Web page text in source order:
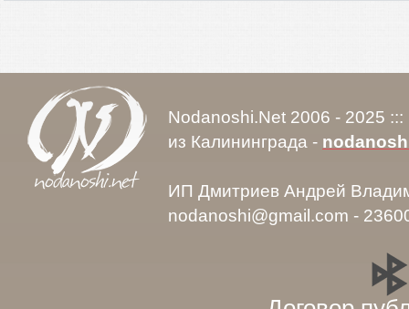
Nodanoshi.Net 2006 - 2025
из Калининграда -
ИП Дмитриев Андрей
nodanoshi@gmail.com -